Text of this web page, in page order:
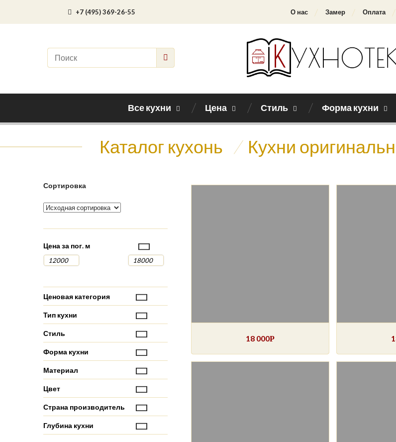
+7 (495) 369-26-55 О нас Замер Оплата
Все кухни Цена Стиль Форма кухни
Каталог кухонь / Кухни
18 000Р
Сортировка
Цена за пог. м
Ценовая категория
Тип кухни
Стиль
Форма кухни
Материал
Цвет
Страна производитель
Глубина кухни